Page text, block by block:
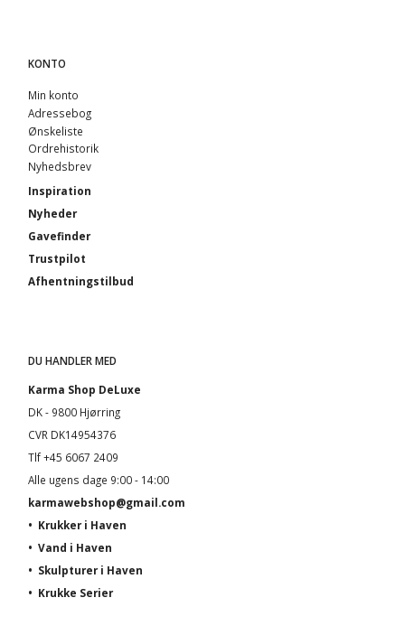
KONTO
Min konto
Adressebog
Ønskeliste
Ordrehistorik
Nyhedsbrev
Inspiration
Nyheder
Gavefinder
Trustpilot
Afhentningstilbud
DU HANDLER MED
Karma Shop DeLuxe
DK - 9800 Hjørring
CVR DK14954376
Tlf +45 6067 2409
Alle ugens dage 9:00 - 14:00
karmawebshop@gmail.com
• Krukker i Haven
• Vand i Haven
• Skulpturer i Haven
• Krukke Serier